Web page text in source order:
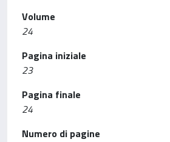
Volume
24
Pagina iniziale
23
Pagina finale
24
Numero di pagine